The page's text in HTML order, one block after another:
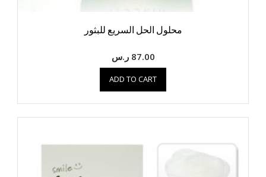
محلول الحل السريع للبثور
87.00 ر.س
ADD TO CART